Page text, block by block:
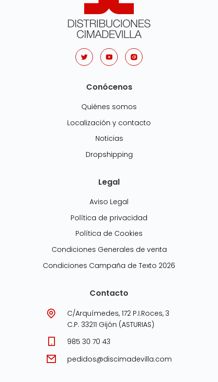
Conócenos
Quiénes somos
Localización y contacto
Noticias
Dropshipping
Legal
Aviso Legal
Política de privacidad
Política de Cookies
Condiciones Generales de venta
Condiciones Campaña de Texto 2026
Contacto
C/Arquímedes, 172 P.I.Roces, 3
C.P. 33211 Gijón (ASTURIAS)
985 30 70 43
pedidos@discimadevilla.com